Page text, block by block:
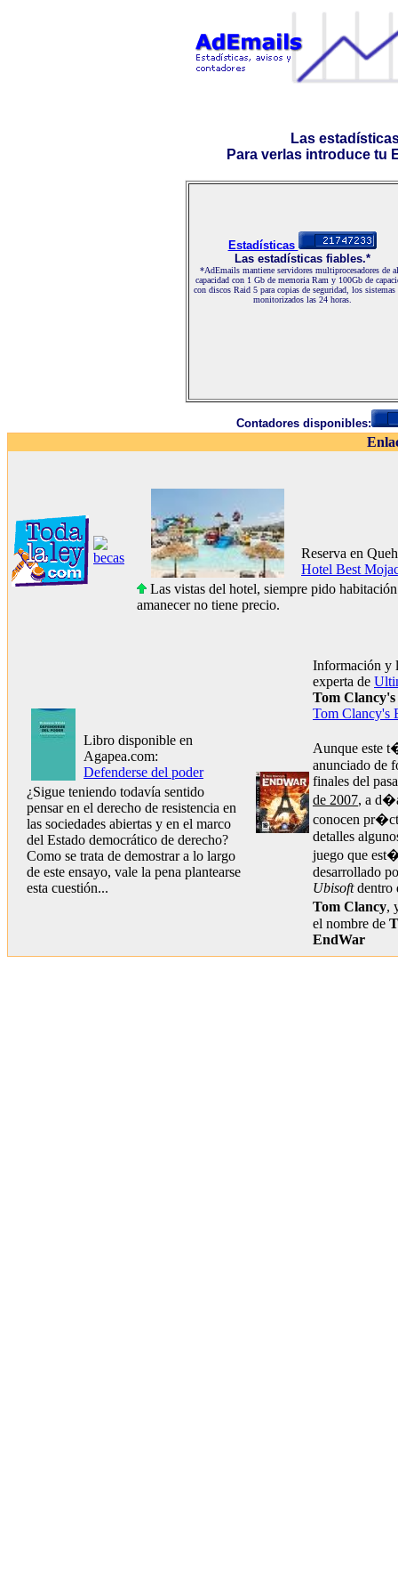
Las
Para verlas introduce tu
Estadísticas
Las estadísticas fiables.*
*AdEmails mantiene servidores multiprocesadores de
capacidad con 1 Gb de memoria Ram y 100Gb de
con discos Raid 5 para copias de seguridad, los sistemas
monitorizados las 24 horas.
Contadores disponibles:
Reserva en
Hotel Best
Las vistas del hotel, siempre pido
amanecer no tiene precio.
Libro disponible en
Agapea.com:
Defenderse del poder
¿Sigue teniendo todavía sentido
pensar en el derecho de resistencia en
las sociedades abiertas y en el marco
del Estado democrático de derecho?
Como se trata de demostrar a lo largo
de este ensayo, vale la pena plantearse
esta cuestión...
Información y
experta de
Tom
Tom Clancy's
Aunque este
anunciado de
finales del
de 2007, a
conocen
detalles
juego que
desarrollado
Ubisoftdentro
Tom Clancy,
el nombre de
EndWar